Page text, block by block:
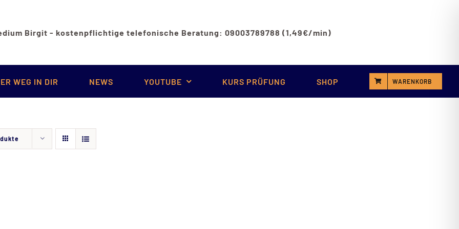
Birgit - kostenpflichtige telefonische Beratung: 09003789788 (1,49€/min)
WEG IN DIR NEWS YOUTUBE KURS PRÜFUNG SHOP WARENKORB